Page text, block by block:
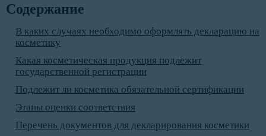
Содержание
В каких случаях необходимо оформлять декларацию на
косметику
Какая косметическая продукция подлежит
государственной регистрации
Подлежит ли косметика обязательной сертификации
Этапы оценки соответствия
Перечень документов для декларирования косметики